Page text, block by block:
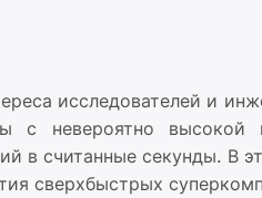
исследователей и
с невероятно высокой
в считанные секунды. В
сверхбыстрых